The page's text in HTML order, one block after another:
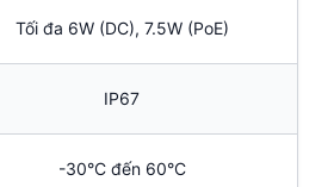
Tối đa 6W (DC), 7.5W (PoE)
IP67
-30°C đến 60°C